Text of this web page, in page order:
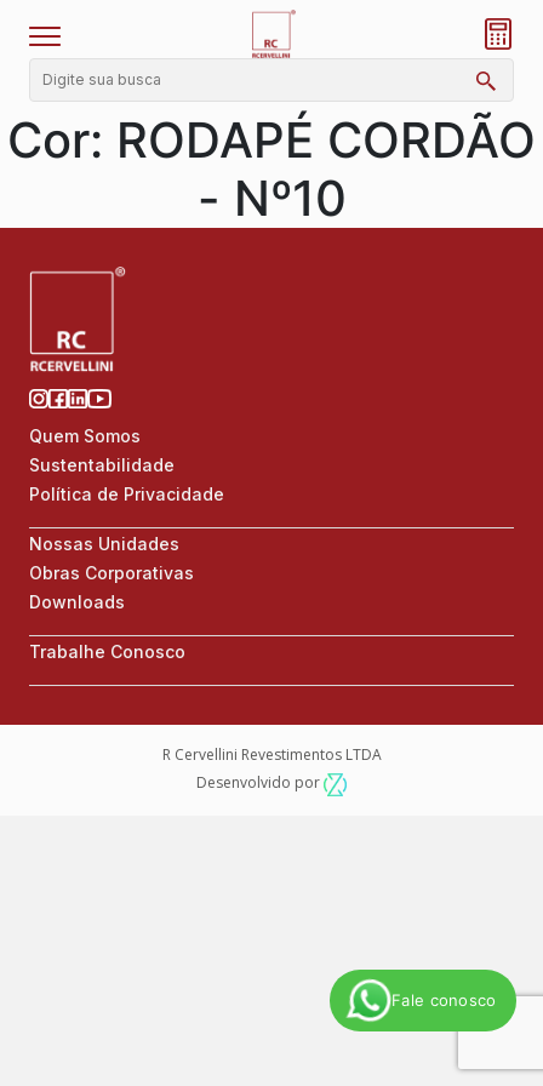
Fale conosco
Cor: RODAPÉ CORDÃO
- Nº10
Quem Somos
Sustentabilidade
Política de Privacidade
Nossas Unidades
Obras Corporativas
Downloads
Trabalhe Conosco
R Cervellini Revestimentos LTDA
Desenvolvido por